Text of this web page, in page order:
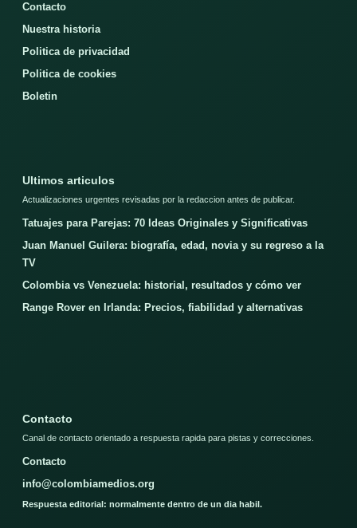
Contacto
Nuestra historia
Politica de privacidad
Politica de cookies
Boletin
Ultimos articulos
Actualizaciones urgentes revisadas por la redaccion antes de publicar.
Tatuajes para Parejas: 70 Ideas Originales y Significativas
Juan Manuel Guilera: biografía, edad, novia y su regreso a la
TV
Colombia vs Venezuela: historial, resultados y cómo ver
Range Rover en Irlanda: Precios, fiabilidad y alternativas
Contacto
Canal de contacto orientado a respuesta rapida para pistas y correcciones.
Contacto
info@colombiamedios.org
Respuesta editorial: normalmente dentro de un dia habil.